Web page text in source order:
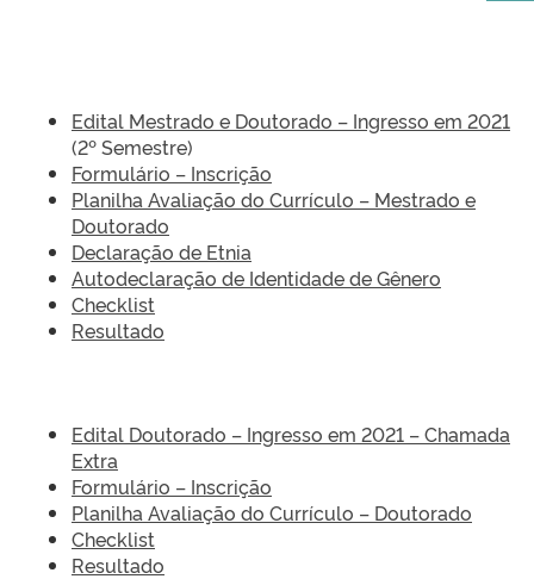
Edital Mestrado e Doutorado – Ingresso em 2021
(2º Semestre)
Formulário – Inscrição
Planilha Avaliação do Currículo – Mestrado e
Doutorado
Declaração de Etnia
Autodeclaração de Identidade de Gênero
Checklist
Resultado
Edital Doutorado – Ingresso em 2021 – Chamada
Extra
Formulário – Inscrição
Planilha Avaliação do Currículo – Doutorado
Checklist
Resultado